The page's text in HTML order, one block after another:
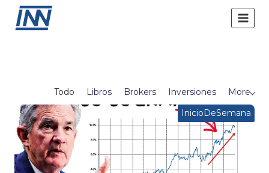
Saltar
contenido
Todo Libros Brokers Inversiones
More
InicioDeSemana